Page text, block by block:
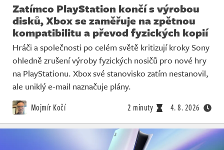
Zatímco PlayStation končí s výrobou
disků, Xbox se zaměřuje na zpětnou
kompatibilitu a převod fyzických kopií
Hráči a společnosti po celém světě kritizují kroky Sony
ohledně zrušení výroby fyzických nosičů pro nové hry
na PlayStationu. Xbox své stanovisko zatím nestanovil,
ale uniklý e-mail naznačuje plány.
Mojmír Kočí 2 minuty 4. 8. 2026